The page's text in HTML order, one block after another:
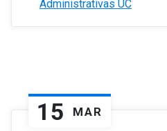
Administrativas UC
15 MAR